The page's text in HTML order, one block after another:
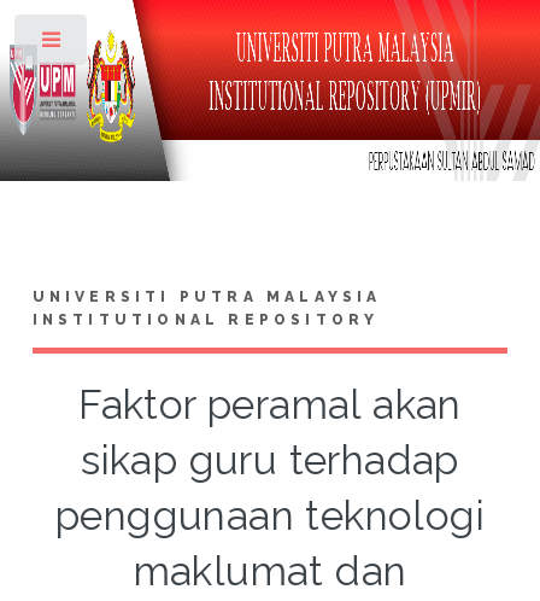
UNIVERSITI PUTRA MALAYSIA
INSTITUTIONAL REPOSITORY
Faktor peramal akan
sikap guru terhadap
penggunaan teknologi
maklumat dan
Toggle